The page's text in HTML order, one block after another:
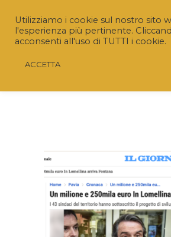
Utilizziamo i cookie sul nostro sito
l'esperienza più pertinente.
acconsenti all'uso di TUTTI i cookie.
ACCETTA
produttivi agricoli con finalità
Nuovo termine: 20 luglio